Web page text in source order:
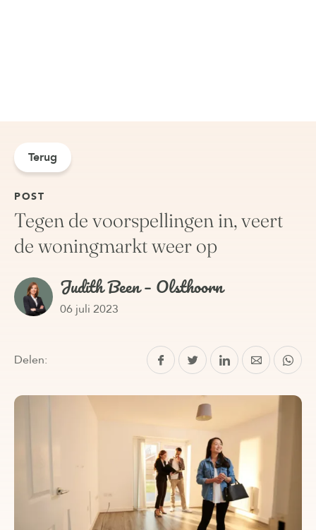
Terug
POST
Tegen de voorspellingen in, veert
de woningmarkt weer op
Judith Been – Olsthoorn
06 juli 2023
Delen: